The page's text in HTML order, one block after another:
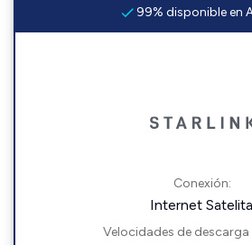
99% disponible en
Conexión:
Internet
Velocidades de descarga